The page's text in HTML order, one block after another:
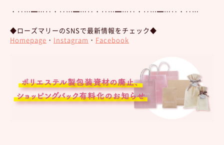
・‥…━…‥・‥…━…‥・‥…━…‥・‥…━…‥・‥…
◆ローズマリーのSNSで最新情報をチェック◆
Homepage ・ Instagram ・ Facebook